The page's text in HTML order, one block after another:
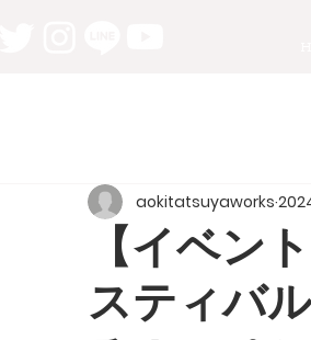
【イベン
スティバ
aokitatsuyaworks